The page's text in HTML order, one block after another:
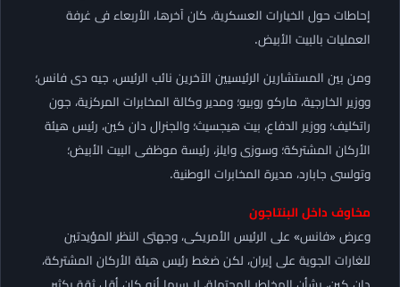
إحاطات حول الخيارات العسكرية، كان آخرها، الأربعاء فى غرفة
العمليات بالبيت الأبيض.
ومن بين المستشارين الرئيسيين الآخرين نائب الرئيس، جيه دى فانس؛
ووزير الخارجية، ماركو روبيو؛ ومدير وكالة المخابرات المركزية، جون
راتكليف؛ ووزير الدفاع، بيت هيجسيث؛ والجنرال دان كين، رئيس هيئة
الأركان المشتركة؛ وسوزى وايلز، رئيسة موظفى البيت الأبيض؛
وتولسى جابارد، مديرة المخابرات الوطنية.
مخاوف داخل البنتاجون
وعرض «فانس» على الرئيس الأمريكى، وجهتى النظر المؤيدتين
للغارات الجوية على إيران، لكن ضغط رئيس هيئة الأركان المشتركة،